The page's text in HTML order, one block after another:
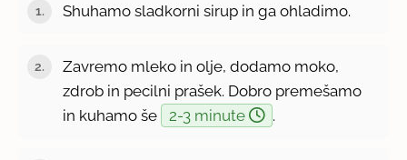
Shuhamo sladkorni sirup in ga ohladimo.
Zavremo mleko in olje, dodamo moko,
zdrob in pecilni prašek. Dobro premešamo
in kuhamo še
2-3 minute .